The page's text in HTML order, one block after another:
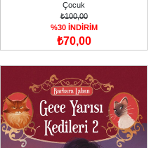
Çocuk
₺100,00
%30 İNDİRİM
₺70,00